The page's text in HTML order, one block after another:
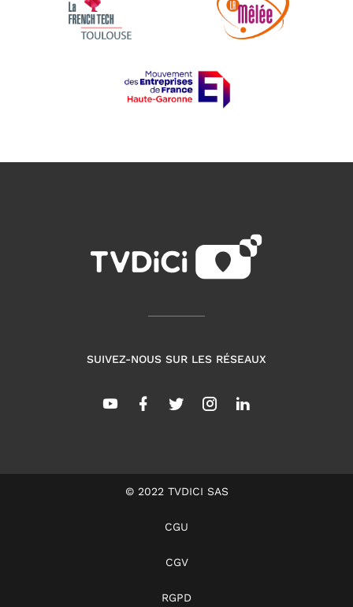
SUIVEZ-NOUS SUR LES RÉSEAUX
© 2022 TVDICI SAS
CGU
CGV
RGPD